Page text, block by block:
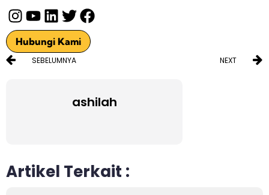
Hubungi Kami
SEBELUMNYA NEXT
ashilah
Artikel Terkait :